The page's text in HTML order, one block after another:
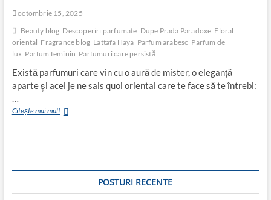
octombrie 15, 2025
Beauty blog Descoperiri parfumate Dupe Prada Paradoxe Floral
oriental Fragrance blog Lattafa Haya Parfum arabesc Parfum de
lux Parfum feminin Parfumuri care persistă
Există parfumuri care vin cu o aură de mister, o eleganță
aparte și acel je ne sais quoi oriental care te face să te întrebi:
…
Citește mai multLattafa
POSTURI RECENTE